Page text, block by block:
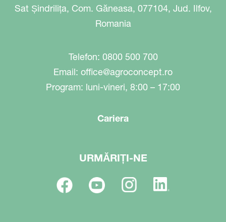
Sat Șindrilița, Com. Găneasa, 077104, Jud. Ilfov,
Romania
Telefon: 0800 500 700
Email: office@agroconcept.ro
Program: luni-vineri, 8:00 – 17:00
Cariera
URMĂRIȚI-NE